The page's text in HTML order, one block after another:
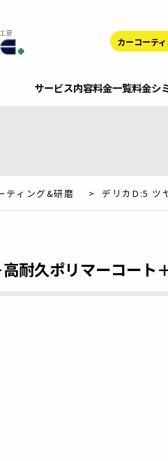
カーコーテ
サービス内容料金一覧料金シ
ティング&研磨 > デリカD:5 ツ
耐久ポリマーコート